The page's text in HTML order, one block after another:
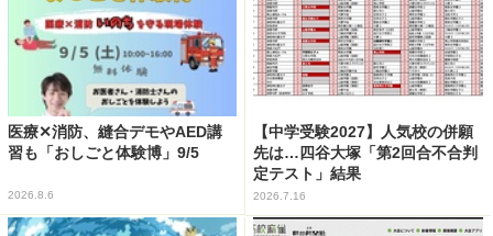
医療✕消防、縫合デモやAED講
習も「おしごと体験博」9/5
2026.8.6
【中学受験2027】人気校の併願
先は…四谷大塚「第2回合不合判
定テスト」結果
2026.7.16